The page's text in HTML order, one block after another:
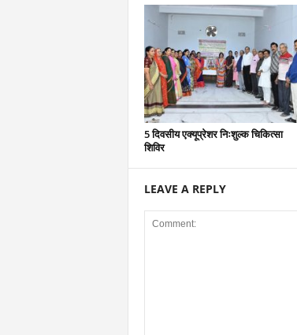
5 दिवसीय एक्यूप्रेशर निःशुल्क चिकित्सा
शिविर
LEAVE A REPLY